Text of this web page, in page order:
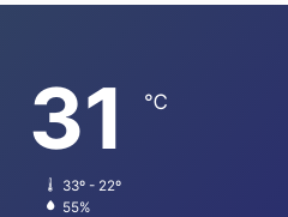
31 ℃
33º - 22º
55%